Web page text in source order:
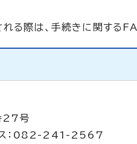
れる際は、手続きに関する
27号
ス：082-241-2567